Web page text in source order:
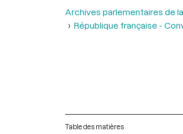
Archives parlementaires de
République française -
Table des matières